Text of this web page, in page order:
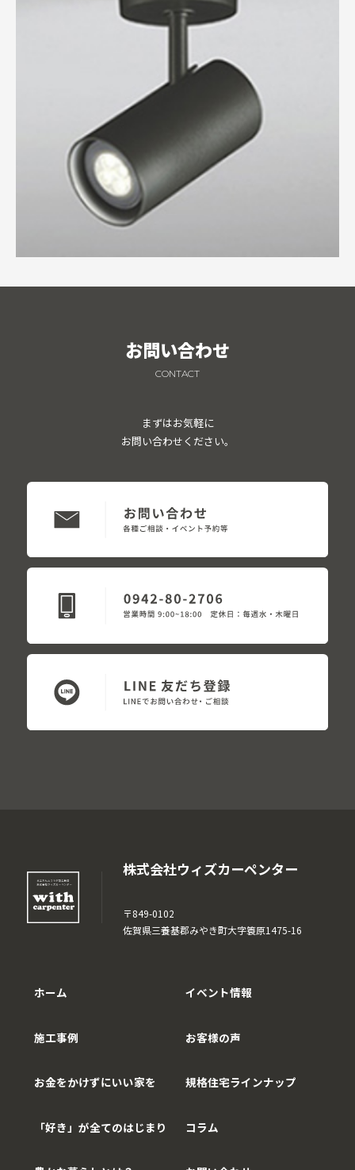
お問い合わせ
CONTACT
まずはお気軽に
お問い合わせください。
株式会社ウィズカーペンター
〒849-0102
佐賀県三養基郡みやき町大字簑原1475-16
ホーム
施工事例
お金をかけずにいい家を
「好き」が全てのはじまり
イベント情報
お客様の声
規格住宅ラインナップ
コラム